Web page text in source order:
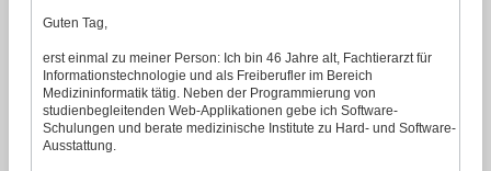
Guten Tag,
erst einmal zu meiner Person: Ich bin 46 Jahre alt, Fachtierarzt für
Informationstechnologie und als Freiberufler im Bereich
Medizininformatik tätig. Neben der Programmierung von
studienbegleitenden Web-Applikationen gebe ich Software-
Schulungen und berate medizinische Institute zu Hard- und Software-
Ausstattung.